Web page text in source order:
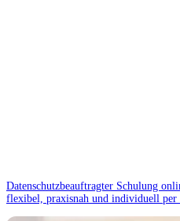
Datenschutzbeauftragter Schulung
flexibel, praxisnah und individuell per